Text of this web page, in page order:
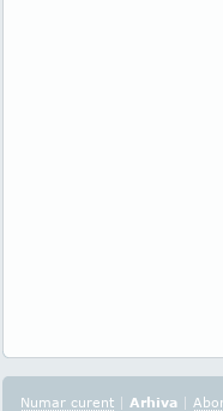
Numar curent | Arhiva |